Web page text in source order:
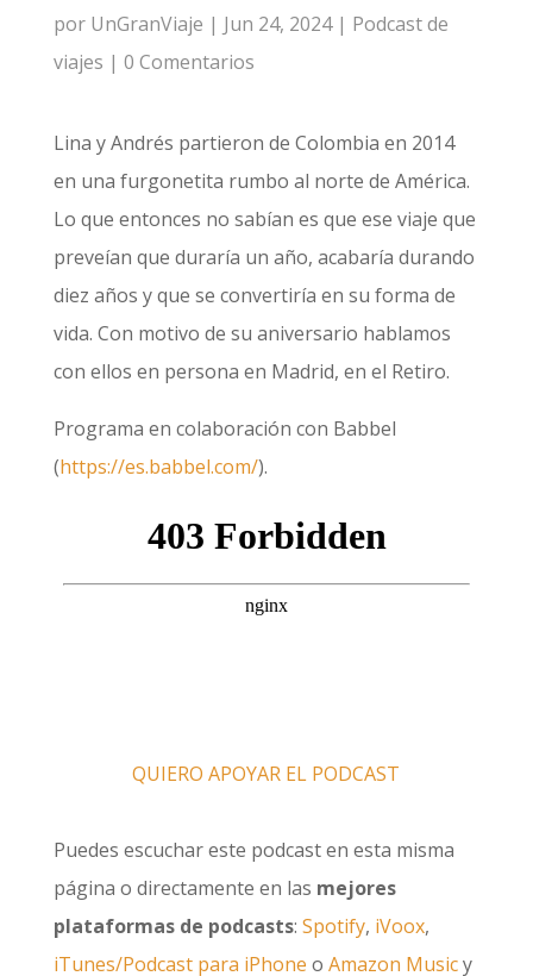
por UnGranViaje | Jun 24, 2024| Podcast de
viajes | 0 Comentarios
Lina y Andrés partieron de Colombia en 2014
en una furgonetita rumbo al norte de América.
Lo que entonces no sabían es que ese viaje que
preveían que duraría un año, acabaría durando
diez años y que se convertiría en su forma de
vida. Con motivo de su aniversario hablamos
con ellos en persona en Madrid, en el Retiro.
Programa en colaboración con Babbel
(https://es.babbel.com/).
QUIERO APOYAR EL PODCAST
Puedes escuchar este podcast en esta misma
página o directamente en las mejores
plataformas de podcasts: Spotify, iVoox,
iTunes/Podcast para iPhone o Amazon Musicy